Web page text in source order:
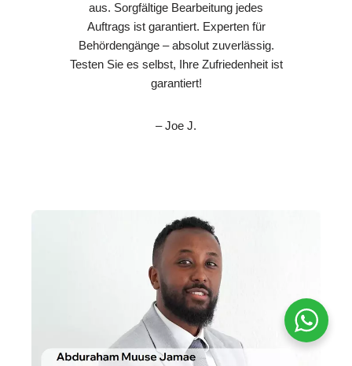
aus. Sorgfältige Bearbeitung jedes
Auftrags ist garantiert. Experten für
Behördengänge – absolut zuverlässig.
Testen Sie es selbst, Ihre Zufriedenheit ist
garantiert!
– Joe J.